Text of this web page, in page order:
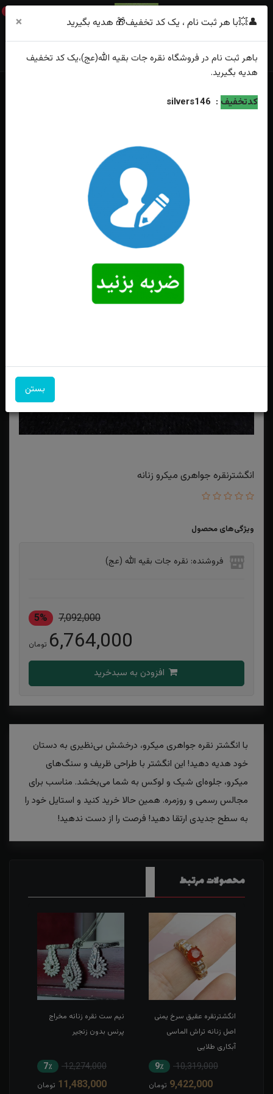
0
خانه فهرست محصولات
انگشترنقره جواهری میکرو زنانه
ویژگی‌های محصول
فروشنده: نقره جات بقیه الله (عج)
7,092,000
5%
6,764,000 تومان
با انگشتر نقره جواهری میکرو، درخشش بی‌نظیری به دستان
خود هدیه دهید! این انگشتر با طراحی ظریف و سنگ‌های
میکرو، جلوه‌ای شیک و لوکس به شما می‌بخشد. مناسب برای
مجالس رسمی و روزمره. همین حالا خرید کنید و استایل خود را
به سطح جدیدی ارتقا دهید! فرصت را از دست ندهید!
محصولات مرتبط
انگشترنقره عقیق سرخ یمنی
اصل زنانه تراش الماسی
آبکاری طلایی
10,319,000 9٪
9,422,000 تومان
نیم ست نقره زنانه مخراج
پرنس بدون زنجیر
12,274,000 7٪
11,483,000 تومان
👤💥با هر ثبت نام ، یک کد تخفیف🎁 هدیه بگیرید ×
باهر ثبت نام در فروشگاه نقره جات بقیه الله(عج)،یک کد تخفیف
هدیه بگیرید.
کدتخفیف :
silvers146
بستن